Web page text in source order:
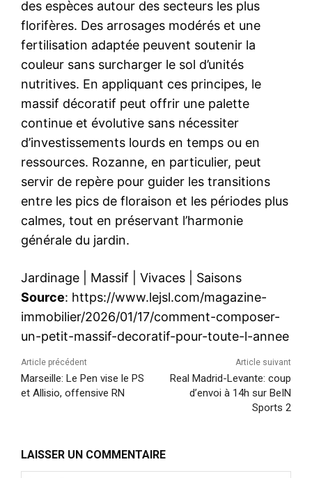
des espèces autour des secteurs les plus
florifères. Des arrosages modérés et une
fertilisation adaptée peuvent soutenir la
couleur sans surcharger le sol d’unités
nutritives. En appliquant ces principes, le
massif décoratif peut offrir une palette
continue et évolutive sans nécessiter
d’investissements lourds en temps ou en
ressources. Rozanne, en particulier, peut
servir de repère pour guider les transitions
entre les pics de floraison et les périodes plus
calmes, tout en préservant l’harmonie
générale du jardin.
Jardinage Massif Vivaces
Saisons
Source: https://www.lejsl.com/magazine-
immobilier/2026/01/17/comment-composer-
un-petit-massif-decoratif-pour-toute-l-annee
Article précédent
Marseille: Le Pen vise le PS
et Allisio, offensive RN
Article suivant
Real Madrid-Levante: coup
d’envoi à 14h sur BeIN
Sports 2
LAISSER UN COMMENTAIRE